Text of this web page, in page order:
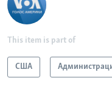
This item is part of
США